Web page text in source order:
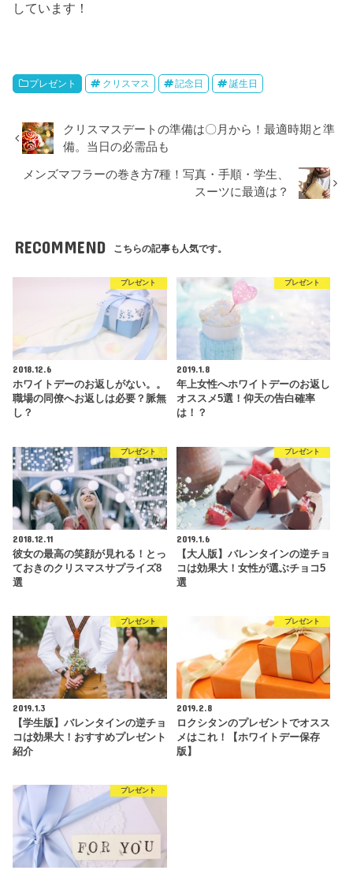
しています！
プレゼント クリスマス 記念日 誕生日
クリスマスデートの準備は〇月から！最適時期と準
備。当日の必需品も
メンズマフラーの巻き方7種！写真・手順・学生、
スーツに最適は？
RECOMMEND こちらの記事も人気です。
プレゼント
2018.12.6
ホワイトデーのお返しがない。。
職場の同僚へお返しは必要？脈無
し？
プレゼント
2019.1.8
年上女性へホワイトデーのお返し
オススメ5選！仰天の告白確率
は！？
プレゼント
2018.12.11
彼女の最高の笑顔が見れる！とっ
ておきのクリスマスサプライズ8
選
プレゼント
2019.1.6
【大人版】バレンタインの逆チョ
コは効果大！女性が選ぶチョコ5
選
プレゼント
2019.1.3
【学生版】バレンタインの逆チョ
コは効果大！おすすめプレゼント
紹介
プレゼント
2019.2.8
ロクシタンのプレゼントでオスス
メはこれ！【ホワイトデー保存
版】
プレゼント